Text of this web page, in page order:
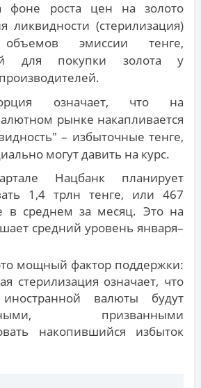
фоне роста цен на золото
ликвидности (стерилизация)
эмиссии тенге,
для покупки золота у
означает, что на
рынке накапливается
– избыточные тенге,
могут давить на курс.
Нацбанк планирует
1,4 трлн тенге, или 467
в среднем за месяц. Это на
средний уровень января–
мощный фактор поддержки:
стерилизация означает, что
валюты будут
призванными
накопившийся избыток